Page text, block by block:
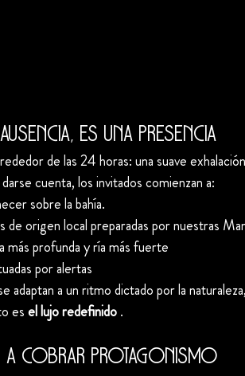
es una presencia
de las 24 horas: una suave
cuenta, los invitados comienzan a:
sobre la bahía.
de origen local preparadas por nuestras
más profunda y ría más fuerte
por alertas
adaptan a un ritmo dictado por la
es el lujo redefinido .
a cobrar protagonismo